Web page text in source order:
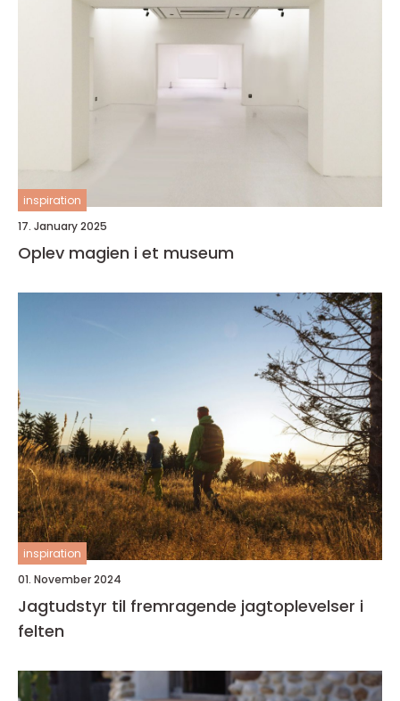
inspiration
17. January 2025
Oplev magien i et museum
inspiration
01. November 2024
Jagtudstyr til fremragende jagtoplevelser i
felten